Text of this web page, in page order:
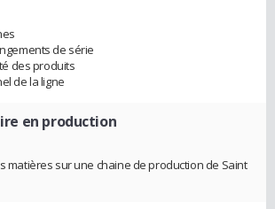
de série
des produits
de la ligne
en production
matières sur une chaine de production de Saint